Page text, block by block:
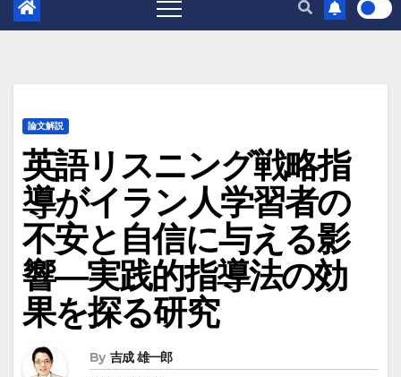
論文解説
英語リスニング戦略指
導がイラン人学習者の
不安と自信に与える影
響―実践的指導法の効
果を探る研究
By 吉成 雄一郎